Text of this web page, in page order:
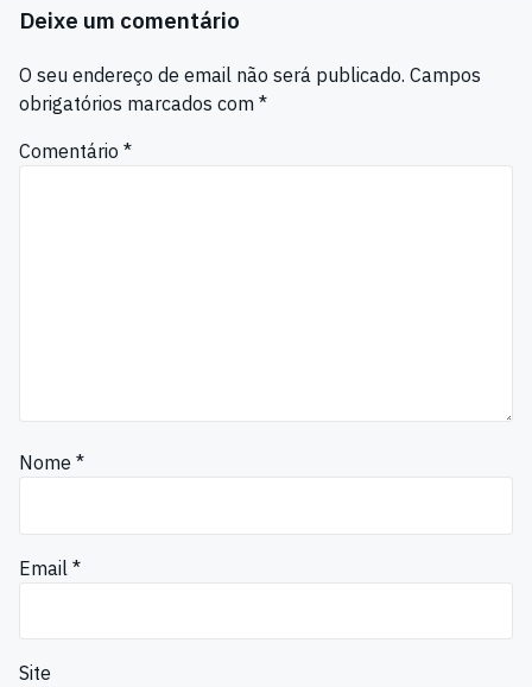
Deixe um comentário
O seu endereço de email não será publicado. Campos
obrigatórios marcados com *
Comentário *
Nome *
Email *
Site